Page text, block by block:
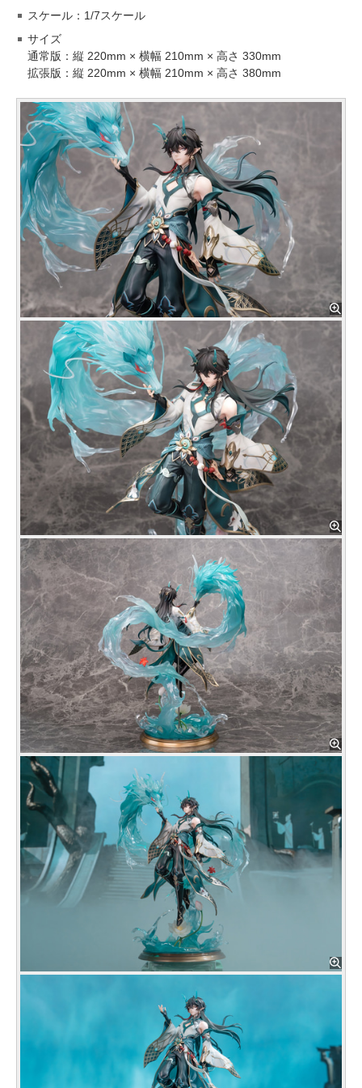
スケール：1/7スケール
サイズ
通常版：縦 220mm × 横幅 210mm × 高さ 330mm
拡張版：縦 220mm × 横幅 210mm × 高さ 380mm